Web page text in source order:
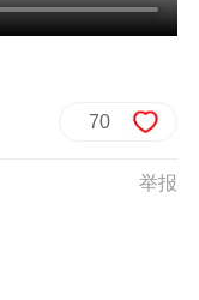
70
举报